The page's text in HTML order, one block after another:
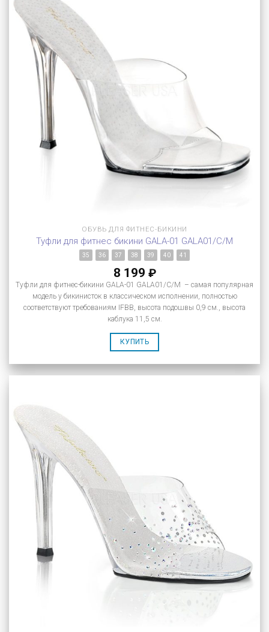
ОБУВЬ ДЛЯ ФИТНЕС-БИКИНИ
Туфли для фитнес бикини GALA-01 GALA01/C/M
35 36 37 38 39 40 41
8 199 ₽
Туфли для фитнес-бикини GALA-01 GALA01/C/M – самая популярная
модель у бикинисток в классическом исполнении, полностью
соответствуют требованиям IFBB, высота подошвы 0,9 см., высота
каблука 11,5 см.
КУПИТЬ